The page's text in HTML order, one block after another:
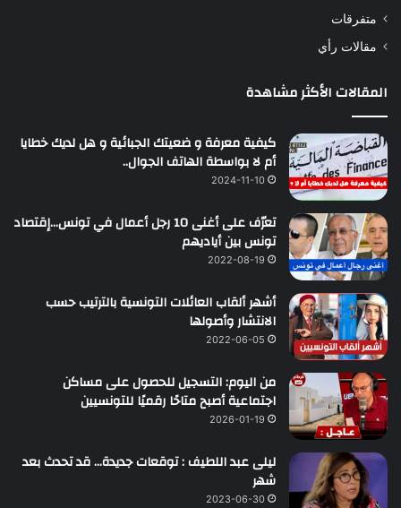
متفرقات
مقالات رأي
المقالات الأكثر مشاهدة
كيفية معرفة و ضعيتك الجبائية و هل لديك خطايا
أم لا بواسطة الهاتف الجوال..
2024-11-10
تعرّف على أغنى 10 رجل أعمال في تونس…إقتصاد
تونس بين أياديهم
2022-08-19
أشهر ألقاب العائلات التونسية بالترتيب حسب
الانتشار وأصولها
2022-06-05
من اليوم: التسجيل للحصول على مساكن
اجتماعية أصبح متاحًا رقميًا للتونسيين
2026-01-19
ليلى عبد اللطيف : توقعات جديدة… قد تحدث بعد
شهر
2023-06-30